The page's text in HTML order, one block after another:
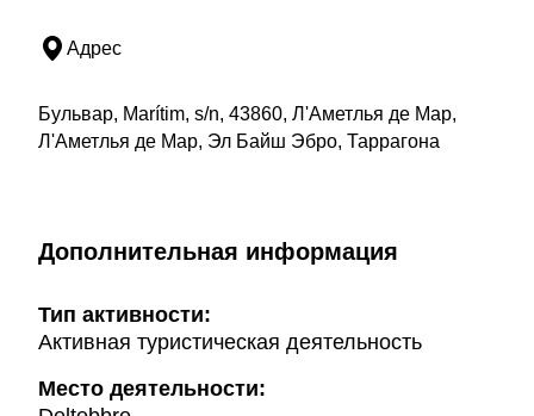
Адрес
Бульвар, Marítim, s/n, 43860, Л'Аметлья де Мар,
Л'Аметлья де Мар, Эл Байш Эбро, Таррагона
Дополнительная информация
Тип активности:
Активная туристическая деятельность
Mесто деятельности: